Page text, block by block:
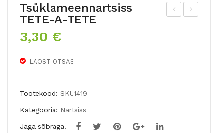
GN
LIL
Tsüklameennartsiss
TETE-A-TETE
3,30 €
LAOST OTSAS
Tootekood: SKU1419
Kategooria: Nartsiss
Jaga sõbraga!